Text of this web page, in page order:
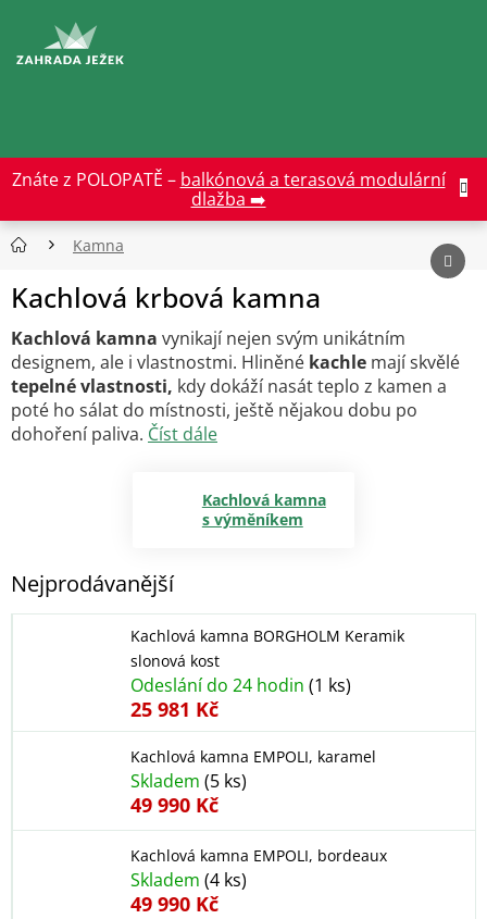
obsah
Znáte z POLOPATĚ – balkónová a terasová modulární
dlažba ➡️
Kamna
Kachlová krbová kamna
Kachlová kamna vynikají nejen svým unikátním
designem, ale i vlastnostmi. Hliněné kachle mají skvělé
tepelné vlastnosti, kdy dokáží nasát teplo z kamen a
poté ho sálat do místnosti, ještě nějakou dobu po
dohoření paliva. Číst dále
Kachlová kamna
s výměníkem
Nejprodávanější
Kachlová kamna BORGHOLM Keramik
slonová kost
Odeslání do 24 hodin (1 ks)
25 981 Kč
Kachlová kamna EMPOLI, karamel
Skladem (5 ks)
49 990 Kč
Kachlová kamna EMPOLI, bordeaux
Skladem (4 ks)
49 990 Kč